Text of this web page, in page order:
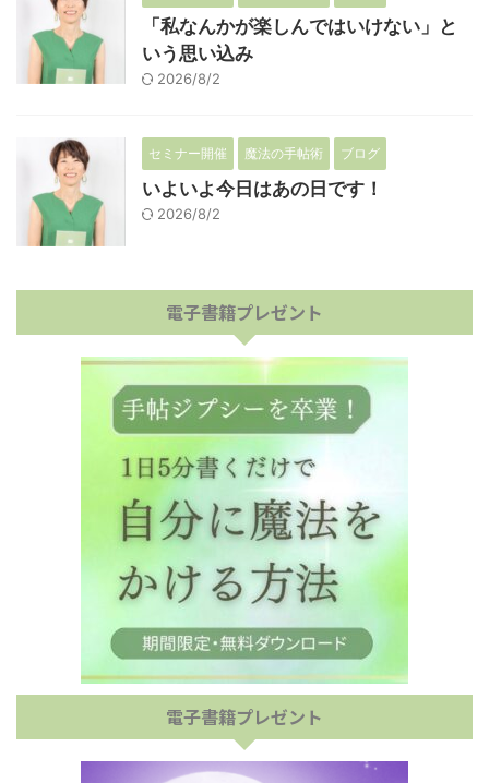
「私なんかが楽しんではいけない」と
いう思い込み
2026/8/2
セミナー開催 魔法の手帖術 ブログ
いよいよ今日はあの日です！
2026/8/2
電子書籍プレゼント
電子書籍プレゼント